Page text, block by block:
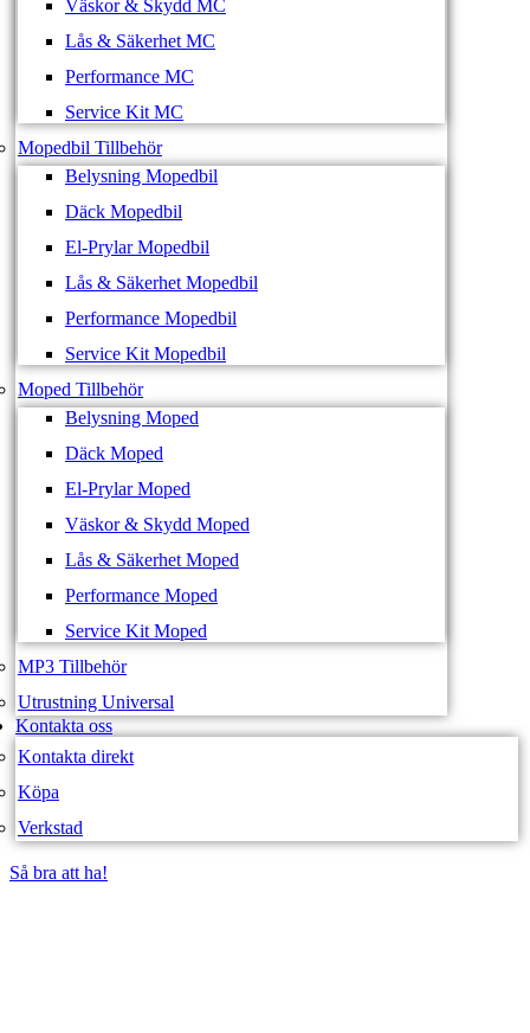
Väskor & Skydd MC
Lås & Säkerhet MC
Performance MC
Service Kit MC
Mopedbil Tillbehör
Belysning Mopedbil
Däck Mopedbil
El-Prylar Mopedbil
Lås & Säkerhet Mopedbil
Performance Mopedbil
Service Kit Mopedbil
Moped Tillbehör
Belysning Moped
Däck Moped
El-Prylar Moped
Väskor & Skydd Moped
Lås & Säkerhet Moped
Performance Moped
Service Kit Moped
MP3 Tillbehör
Utrustning Universal
Kontakta oss
Kontakta direkt
Köpa
Verkstad
Så bra att ha!